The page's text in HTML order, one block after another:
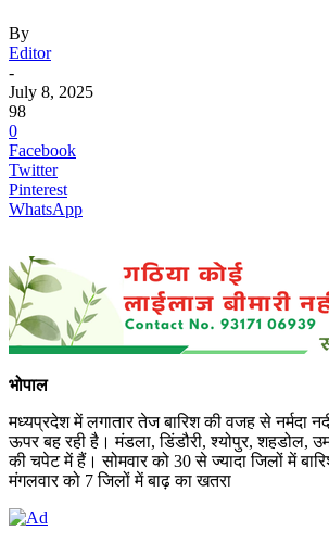
By
Editor
-
July 8, 2025
98
0
Facebook
Twitter
Pinterest
WhatsApp
भोपाल
मध्यप्रदेश में लगातार तेज बारिश की वजह से नर्मदा
ऊपर बह रही है। मंडला, डिंडौरी, श्योपुर, शहडोल,
की चपेट में हैं। सोमवार को 30 से ज्यादा जिलों में
मंगलवार को 7 जिलों में बाढ़ का खतरा